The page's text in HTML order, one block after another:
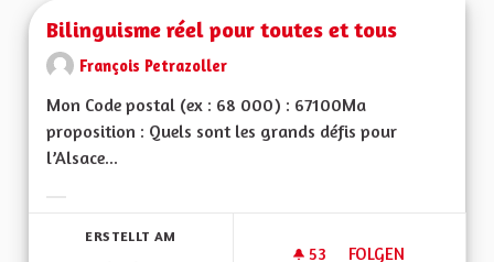
Bilinguisme réel pour toutes et tous
François Petrazoller
Mon Code postal (ex : 68 000) : 67100Ma
proposition : Quels sont les grands défis pour
l’Alsace...
ERSTELLT AM
53 53 FOLLOWER
FOLGEN